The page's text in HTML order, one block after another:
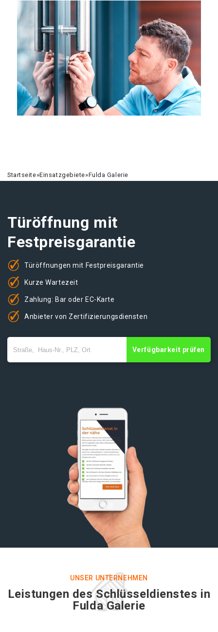
Startseite»Einsatzgebiete»Fulda Galerie
Türöffnung mit
Festpreisgarantie
Türöffnungen mit Festpreisgarantie
Kurze Wartezeit
Zahlung: Bar oder EC-Karte
Anbieter von Zertifizierungsdiensten
Verfügbarkeit prüfen
UNSER UNTERNEHMEN
Leistungen des Schlüsseldienstes in
Fulda Galerie